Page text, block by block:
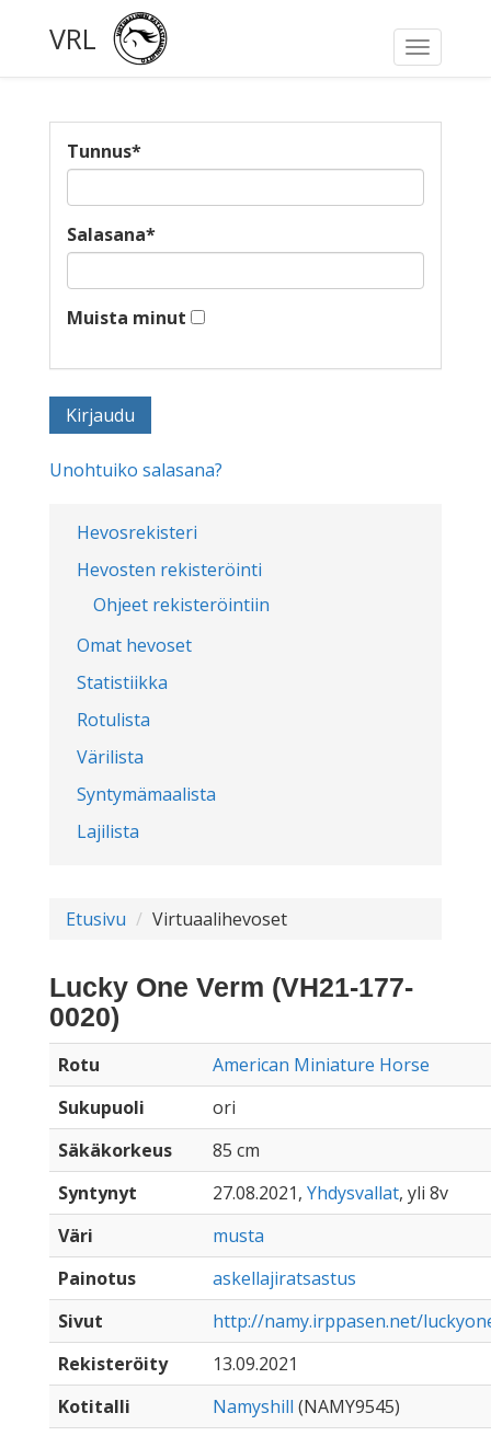
Toggle
VRL
Hevosrekisteri
Hevosten rekisteröinti
Ohjeet rekisteröintiin
Omat hevoset
Statistiikka
Rotulista
Värilista
Syntymämaalista
Lajilista
Tunnus*
Salasana*
Muista minut
Unohtuiko salasana?
Etusivu Virtuaalihevoset
Lucky One Verm (VH21-177-
0020)
Rotu
American Miniature Horse
Sukupuoli
ori
Säkäkorkeus
85 cm
Syntynyt
27.08.2021, Yhdysvallat, yli 8v
Väri
musta
Painotus
askellajiratsastus
Sivut
http://namy.irppasen.net/
Rekisteröity
13.09.2021
Kotitalli
Namyshill (NAMY9545)